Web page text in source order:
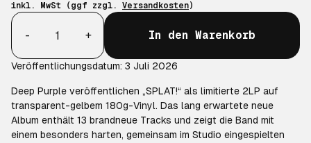
inkl. MwSt (ggf zzgl. Versandkosten)
Anzahl
-
+ In den Warenkorb
Veröffentlichungsdatum: 3 Juli 2026
Deep Purple veröffentlichen „SPLAT!“ als limitierte 2LP auf
transparent-gelbem 180g-Vinyl. Das lang erwartete neue
Album enthält 13 brandneue Tracks und zeigt die Band mit
einem besonders harten, gemeinsam im Studio eingespielten